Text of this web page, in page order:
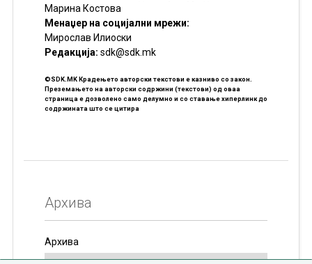
Марина Костова
Менаџер на социјални мрежи:
Мирослав Илиоски
Редакцијa: sdk@sdk.mk
©SDK.MK Крадењето авторски текстови е казниво со закон.
Преземањето на авторски содржини (текстови) од оваа
страница е дозволено само делумно и со ставање хиперлинк до
содржината што се цитира
Архива
Архива